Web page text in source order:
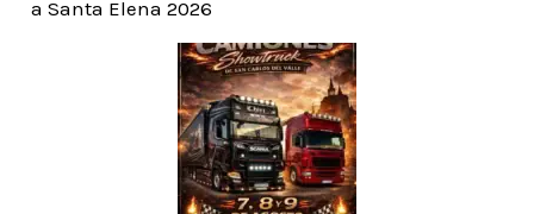
a Santa Elena 2026